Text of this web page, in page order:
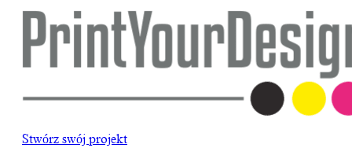
Stwórz swój projekt